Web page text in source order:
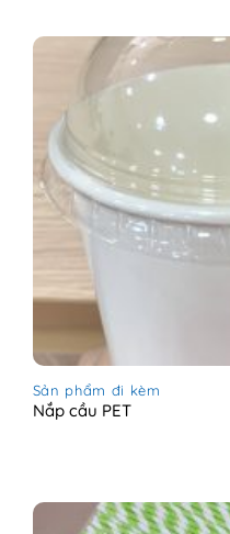
Sản phẩm đi kèm
Nắp cầu PET